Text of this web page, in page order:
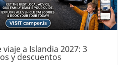
a Islandia 2027: 3
y descuentos